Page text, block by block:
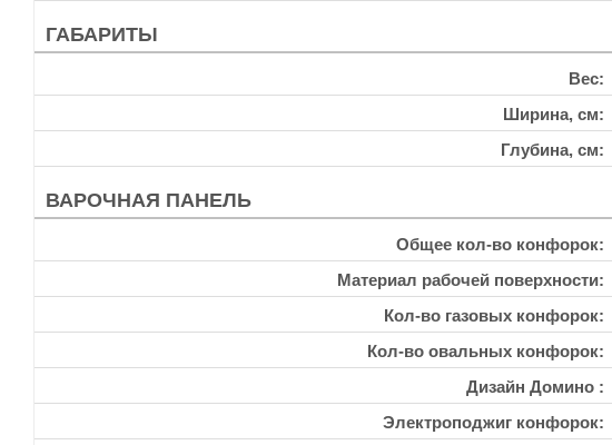
ГАБАРИТЫ
Вес
Ширина, см
Глубина, см
ВАРОЧНАЯ ПАНЕЛЬ
Общее кол-во конфорок
Материал рабочей поверхности
Кол-во газовых конфорок
Кол-во овальных конфорок
Дизайн Домино
Электроподжиг конфорок